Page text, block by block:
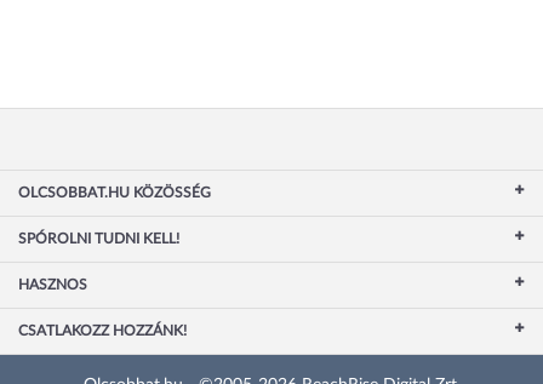
OLCSOBBAT.HU KÖZÖSSÉG
SPÓROLNI TUDNI KELL!
HASZNOS
CSATLAKOZZ HOZZÁNK!